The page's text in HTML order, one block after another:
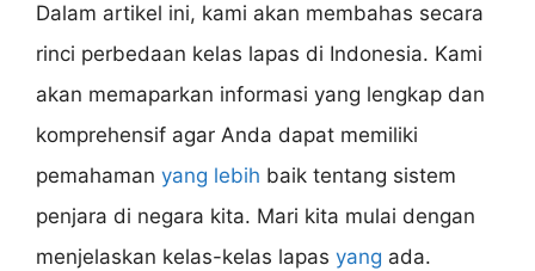
Dalam artikel ini, kami akan membahas secara
rinci perbedaan kelas lapas di Indonesia. Kami
akan memaparkan informasi yang lengkap dan
komprehensif agar Anda dapat memiliki
pemahaman yang lebih baik tentang sistem
penjara di negara kita. Mari kita mulai dengan
menjelaskan kelas-kelas lapas yang ada.